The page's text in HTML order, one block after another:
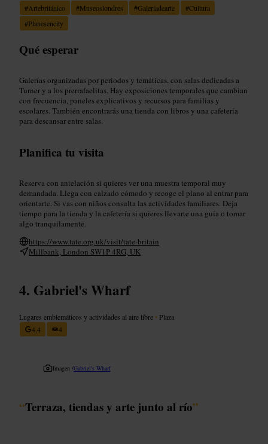
#Artebritánico #Museoslondres #Galeríadearte #Cultura
#Planesencity
Qué esperar
Galerías organizadas por periodos y temáticas, con salas dedicadas a
Turner y a los prerrafaelitas. Hay exposiciones temporales que cambian
con frecuencia, paneles explicativos y recursos para familias y
escolares. También encontrarás una tienda con libros y una cafetería
para descansar entre salas.
Planifica tu visita
Reserva con antelación si quieres ver una muestra temporal muy
demandada. Llega con calzado cómodo y recoge el plano al entrar para
orientarte. Si vas con niños consulta las actividades familiares. Deja
tiempo para la tienda y la cafetería si quieres llevarte una guía o tomar
algo tranquilamente.
https://www.tate.org.uk/visit/tate-britain
Millbank, London SW1P 4RG, UK
Gabriel's Wharf
Lugares emblemáticos y actividades al aire libre • Plaza
4,4
4
Imagen /Gabriel's Wharf
“Terraza, tiendas y arte junto al río”